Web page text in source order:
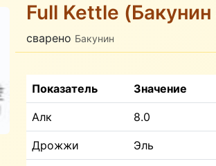
Full Kettle (Бакунин
сварено Бакунин
Показатель Значение
Алк 8.0
Дрожжи Эль